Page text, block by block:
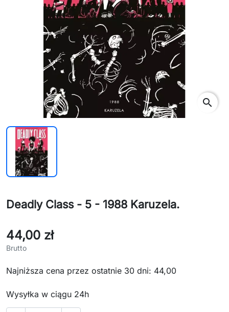
search
Deadly Class - 5 - 1988 Karuzela.
44,00 zł
Brutto
Najniższa cena przez ostatnie 30 dni: 44,00
Wysyłka w ciągu 24h